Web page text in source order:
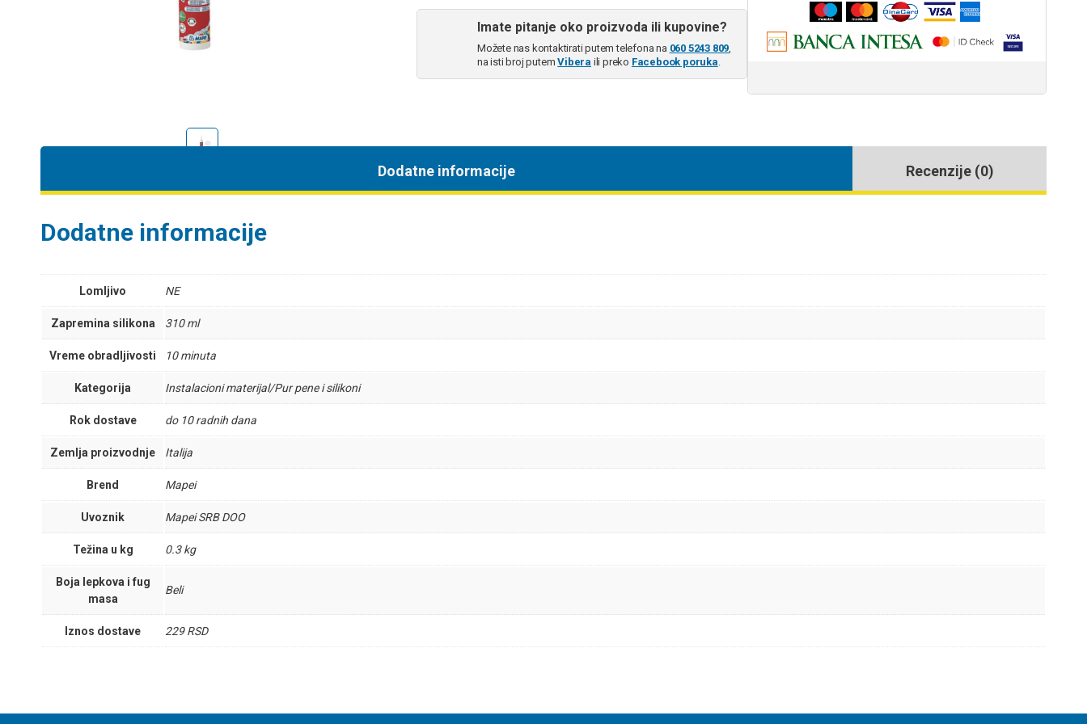
Imate pitanje oko proizvoda ili kupovine?
Možete nas kontaktirati putem telefona na 060 5243 809,
na isti broj putemVibera ili preko Facebook poruka.
Dodatne informacije Recenzije (0)
Dodatne informacije
Lomljivo NE
Zapremina silikona 310 ml
Vreme obradljivosti 10 minuta
Kategorija Instalacioni materijal/Pur pene i silikoni
Rok dostave do 10 radnih dana
Zemlja proizvodnje Italija
Brend Mapei
Uvoznik Mapei SRB DOO
Težina u kg 0.3 kg
Boja lepkova i fug
masa
Beli
Iznos dostave 229 RSD